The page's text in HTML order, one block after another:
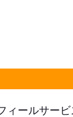
ィールサー